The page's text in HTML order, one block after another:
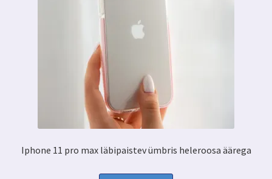
Iphone 11 pro max läbipaistev ümbris heleroosa äärega